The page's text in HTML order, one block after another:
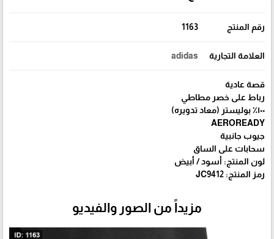
رقم المنتج 1163
العلامة التجارية adidas
قصة عادية
رباط على خصر مطاطي
١٠٠٪ بوليستر (معاد تدويره)
جيوب جانبية
سحابات على الساق
لون المنتج: أسود / أبيض
رمز المنتج: JC9412
مزيداً من الصور والفيديو